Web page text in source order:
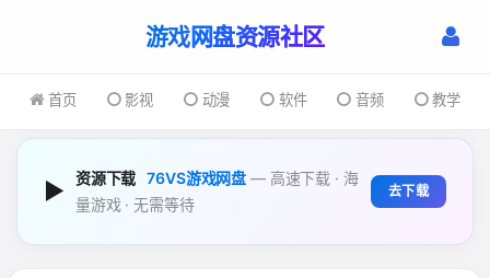
游戏
首页 影视 动漫 软件 音频 教学
▶ 资源下载 76VS游戏网盘 — 高速下载 · 海
量游戏 · 无需等待
去下载